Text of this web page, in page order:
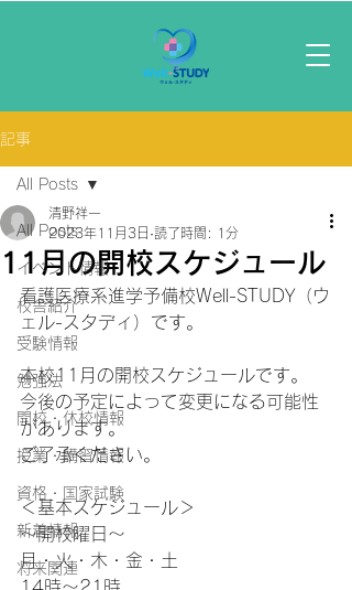
記事
All Posts
イベント情報
校舎紹介
受験情報
勉強法
開校・休校情報
授業・講習情報
資格・国家試験
新着情報
将来関連
All Posts
11月の開校スケジュール
清野祥一
2023年11月3日 読了時間: 1分
看護医療系進学予備校Well-STUDY（ウ
ェル-スタディ）です。
本校11月の開校スケジュールです。
今後の予定によって変更になる可能性
があります。
ご了承ください。
＜基本スケジュール＞
～開校曜日～
月・火・木・金・土